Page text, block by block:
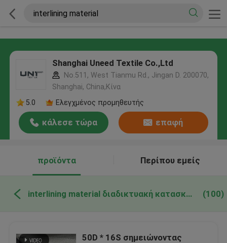
Shanghai Uneed Textile Co.,Ltd
No.511, West Tianmu Rd., Jingan D. 200070,
Shanghai, China,Κίνα
5.0
Ελεγχμένος προμηθευτής
κάλεσε τώρα επαφή
προϊόντα Περίπου εμείς
interlining material διαδικτυακή κατασκευή (100)
50D * 16S σημειώνοντας